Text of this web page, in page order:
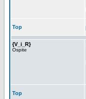
Top
{V_i_R}
Ospite
Top